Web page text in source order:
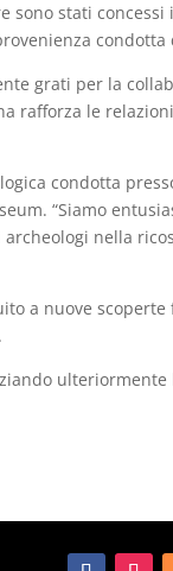
sono stati
condotta
grati per la
rafforza le
condotta
“Siamo
nella
a nuove
.
ulteriormente